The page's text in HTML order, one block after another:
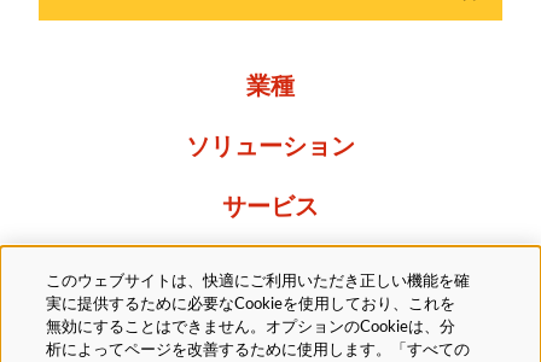
業種
ソリューション
サービス
Resources
当社について
このウェブサイトは、快適にご利用いただき正しい機能を確
実に提供するために必要なCookieを使用しており、これを
無効にすることはできません。オプションのCookieは、分
析によってページを改善するために使用します。「すべての